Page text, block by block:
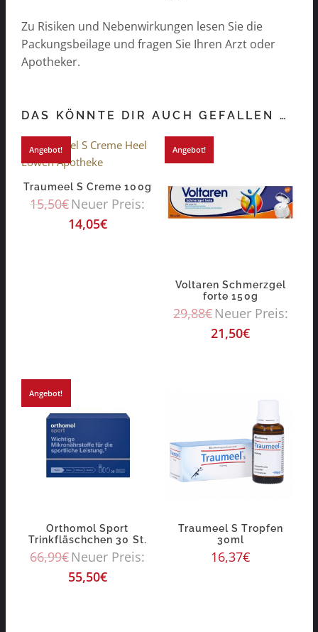
Zu Risiken und Nebenwirkungen lesen Sie die
Packungsbeilage und fragen Sie Ihren Arzt oder
Apotheker.
DAS KÖNNTE DIR AUCH GEFALLEN …
Angebot!
Traumeel S Creme 100g
15,50€Neuer Preis:
14,05€
Angebot!
Voltaren Schmerzgel
forte 150g
29,88€Neuer Preis:
21,50€
Angebot!
Orthomol Sport
Trinkfläschchen 30 St.
66,99€Neuer Preis:
55,50€
Traumeel S Tropfen
30ml
16,37€